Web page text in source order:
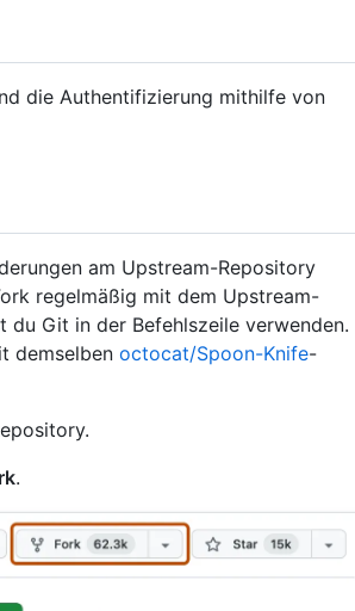
die Authentifizierung mithilfe von
am Upstream-Repository
regelmäßig mit dem Upstream-
du Git in der Befehlszeile verwenden.
demselben octocat/Spoon-Knife-
.